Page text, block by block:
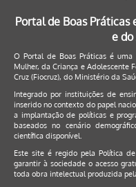
Portal de Boas Práticas
e
O Portal de Boas Práticas é
Mulher, da Criança e Adolescente
Cruz (Fiocruz), do Ministério da
Integrado por instituições de
inserido no contexto do papel
a implantação de políticas e
baseados no cenário
científica disponível.
Este site é regido pela Política
garantir à sociedade o acesso
toda obra intelectual produzida